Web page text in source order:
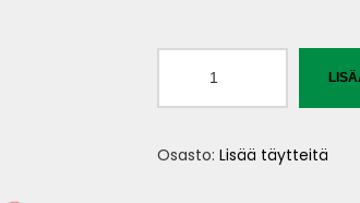
Osasto: Lisää täytteitä